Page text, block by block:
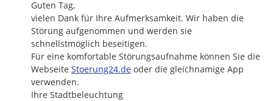
Guten Tag,
vielen Dank für Ihre Aufmerksamkeit. Wir haben die
Störung aufgenommen und werden sie
schnellstmöglich beseitigen.
Für eine komfortable Störungsaufnahme können Sie die
Webseite http://
Stoerung24.de oder die gleichnamige App
verwenden.
Ihre Stadtbeleuchtung